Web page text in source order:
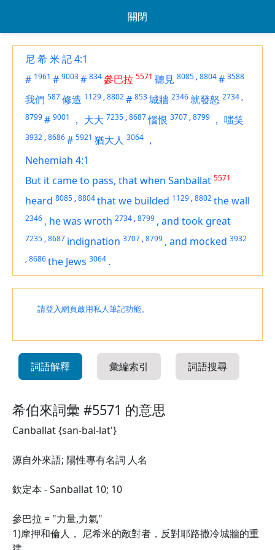
關閉
尼 希 米 記 4:1
# 1961 # 9003# 834參巴拉 5571 聽見 8085 ,8804# 3588
我們 587修造 1129 ,8802# 853城牆 2346就發怒 2734 ,
8799# 9001 ， 大大 7235 ,8687惱恨 3707 ,8799 ， 嗤笑
3932 ,8686# 5921 猶大人 3064 ，
Nehemiah 4:1
But it came to pass, that when Sanballat 5571
heard 8085 ,8804that we builded 1129 ,8802the wall
2346 , he was wroth 2734 ,8799 , and took great
7235 ,8687 indignation 3707 ,8799 , and mocked 3932
,8686the Jews 3064 .
請登入網頁啟用私人筆記功能。
詞語解釋 彙編索引 詞語搜尋
希伯來詞彙 #5571 的意思
Canballat {san-bal-lat'}
源自外來語; 陽性專有名詞 人名
欽定本 - Sanballat 10; 10
參巴拉 = "力量,力氣"
1)摩押和倫人， 尼希米的敵對者，反對耶路撒冷城牆的重